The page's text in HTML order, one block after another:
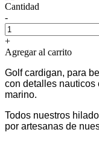
Cantidad
-
+
Agregar al carrito
Golf cardigan, para
con detalles nauticos
marino.
Todos nuestros
por artesanas de